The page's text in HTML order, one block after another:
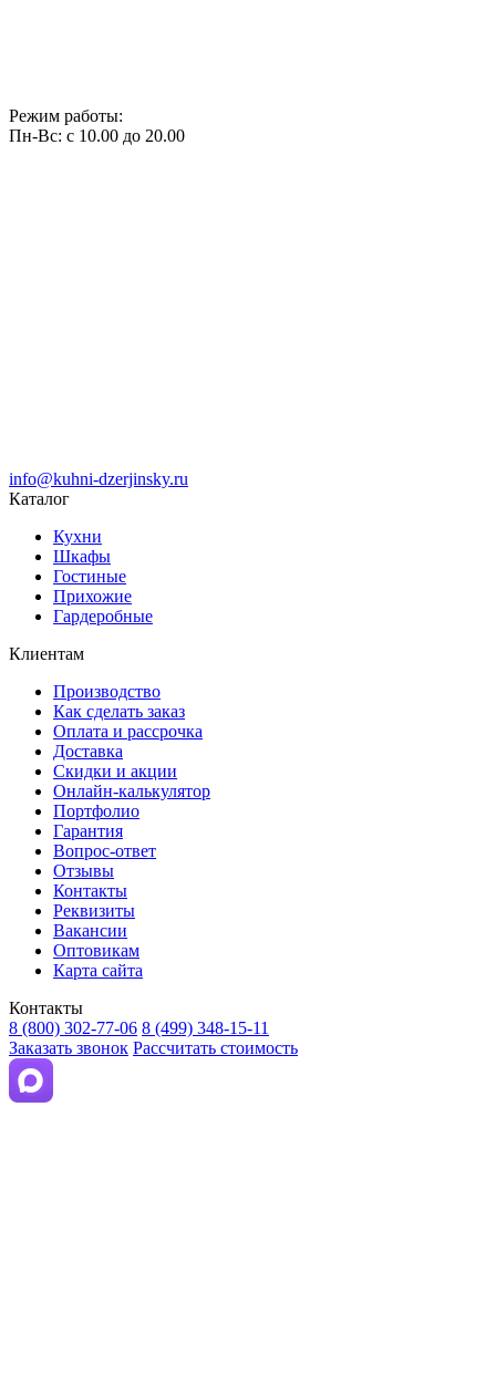
Режим работы:
Пн-Вс: с 10.00 до 20.00
info@kuhni-dzerjinsky.ru
Каталог
Кухни
Шкафы
Гостиные
Прихожие
Гардеробные
Клиентам
Производство
Как сделать заказ
Оплата и рассрочка
Доставка
Скидки и акции
Онлайн-калькулятор
Портфолио
Гарантия
Вопрос-ответ
Отзывы
Контакты
Реквизиты
Вакансии
Оптовикам
Карта сайта
Контакты
8 (800) 302-77-06 8 (499) 348-15-11
Заказать звонок Рассчитать стоимость